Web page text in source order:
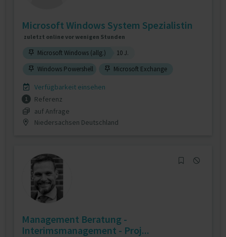
Microsoft Windows System Spezialistin
zuletzt online vor wenigen Stunden
Microsoft Windows (allg.)
10 J.
Windows Powershell
Microsoft Exchange
Verfügbarkeit einsehen
1
Referenz
auf Anfrage
Niedersachsen Deutschland
Management Beratung -
Interimsmanagement - Proj...